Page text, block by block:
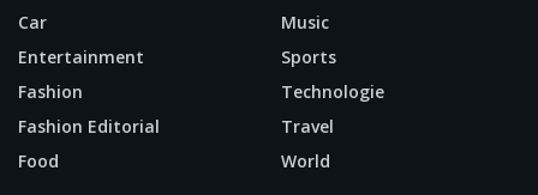
Car
Entertainment
Fashion
Fashion Editorial
Food
Music
Sports
Technologie
Travel
World